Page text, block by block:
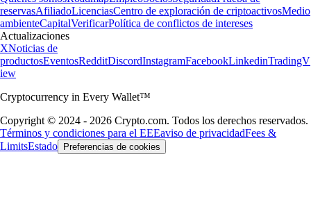
reservasAfiliadoLicenciasCentro de exploración de criptoactivosMedio
ambienteCapitalVerificarPolítica de conflictos de intereses
Actualizaciones
XNoticias de
productosEventosRedditDiscordInstagramFacebookLinkedinTradingV
iew
Cryptocurrency in Every Wallet™
Copyright © 2024 - 2026 Crypto.com. Todos los derechos reservados.
Términos y condiciones para el EEEaviso de privacidadFees &
LimitsEstado Preferencias de cookies